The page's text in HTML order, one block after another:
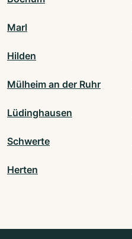
Marl
Hilden
Mülheim an der Ruhr
Lüdinghausen
Schwerte
Herten